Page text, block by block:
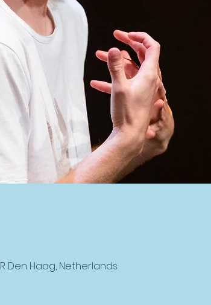
Den Haag, Netherlands